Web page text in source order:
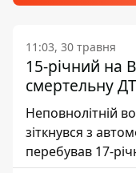
11:03, 30 травня
15-річний на
смертельну
Неповнолітній
зіткнувся з
перебував 17-